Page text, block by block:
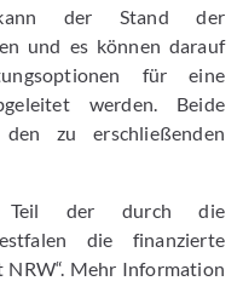
kann der Stand der
und es können darauf
für eine
werden. Beide
zu erschließenden
Teil der durch die
die finanzierte
NRW“. Mehr Information